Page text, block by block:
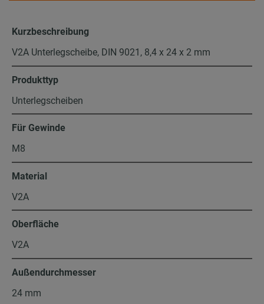
Kurzbeschreibung
V2A Unterlegscheibe, DIN 9021, 8,4 x 24 x 2 mm
Produkttyp
Unterlegscheiben
Für Gewinde
M8
Material
V2A
Oberfläche
V2A
Außendurchmesser
24 mm